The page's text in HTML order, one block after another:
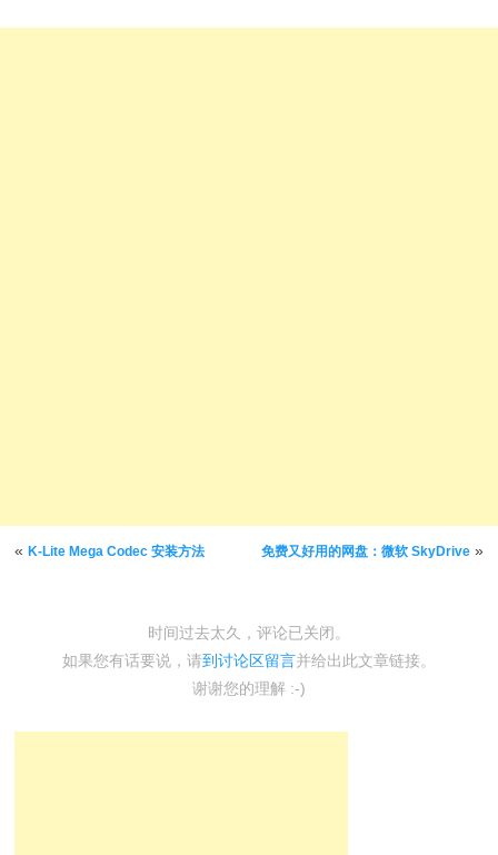
文章导航
«K-Lite Mega Codec 安装方法 免费又好用的网盘：微软 SkyDrive»
时间过去太久，评论已关闭。
如果您有话要说，请到讨论区留言并给出此文章链接。
谢谢您的理解 :-)